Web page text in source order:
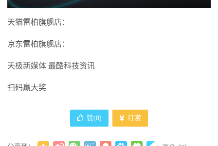
天猫雷柏旗舰店：
京东雷柏旗舰店：
天极新媒体 最酷科技资讯
扫码赢大奖
赞(0) 打赏